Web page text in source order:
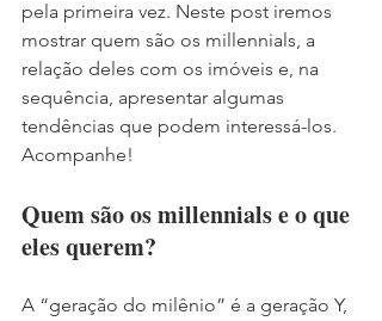
pela primeira vez. Neste post iremos
mostrar quem são os millennials, a
relação deles com os imóveis e, na
sequência, apresentar algumas
tendências que podem interessá-los.
Acompanhe!
Quem são os millennials e o que
eles querem?
A “geração do milênio” é a geração Y,